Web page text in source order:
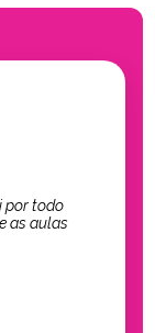
por todo
as aulas